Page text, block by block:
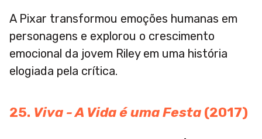
A Pixar transformou emoções humanas em
personagens e explorou o crescimento
emocional da jovem Riley em uma história
elogiada pela crítica.
25. Viva - A Vida é uma Festa (2017)